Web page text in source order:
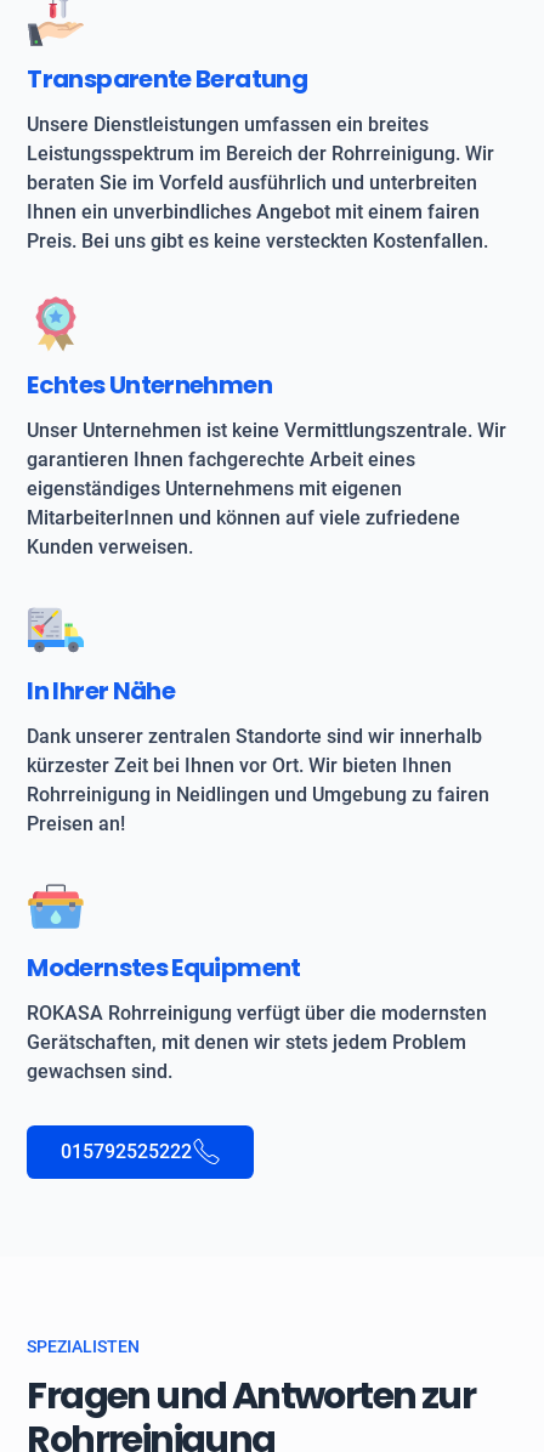
Transparente Beratung
Unsere Dienstleistungen umfassen ein breites
Leistungsspektrum im Bereich der Rohrreinigung. Wir
beraten Sie im Vorfeld ausführlich und unterbreiten
Ihnen ein unverbindliches Angebot mit einem fairen
Preis. Bei uns gibt es keine versteckten Kostenfallen.
Echtes Unternehmen
Unser Unternehmen ist keine Vermittlungszentrale. Wir
garantieren Ihnen fachgerechte Arbeit eines
eigenständiges Unternehmens mit eigenen
MitarbeiterInnen und können auf viele zufriedene
Kunden verweisen.
In Ihrer Nähe
Dank unserer zentralen Standorte sind wir innerhalb
kürzester Zeit bei Ihnen vor Ort. Wir bieten Ihnen
Rohrreinigung in Neidlingen und Umgebung zu fairen
Preisen an!
Modernstes Equipment
ROKASA Rohrreinigung verfügt über die modernsten
Gerätschaften, mit denen wir stets jedem Problem
gewachsen sind.
015792525222
SPEZIALISTEN
Fragen und Antworten zur
Rohrreinigung